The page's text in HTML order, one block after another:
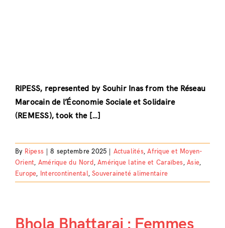
RIPESS, represented by Souhir Inas from the Réseau
Marocain de l’Économie Sociale et Solidaire
(REMESS), took the […]
By Ripess 8 septembre 2025 Actualités,Afrique et Moyen-
Orient, Amérique du Nord,Amérique latine et Caraïbes,Asie,
Europe, Intercontinental,Souveraineté alimentaire